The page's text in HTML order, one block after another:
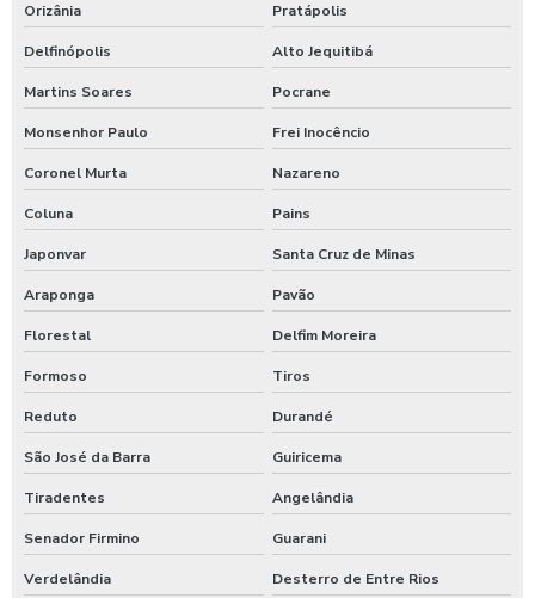
Orizânia Pratápolis
Delfinópolis Alto Jequitibá
Martins Soares Pocrane
Monsenhor Paulo Frei Inocêncio
Coronel Murta Nazareno
Coluna Pains
Japonvar Santa Cruz de Minas
Araponga Pavão
Florestal Delfim Moreira
Formoso Tiros
Reduto Durandé
São José da Barra Guiricema
Tiradentes Angelândia
Senador Firmino Guarani
Verdelândia Desterro de Entre Rios